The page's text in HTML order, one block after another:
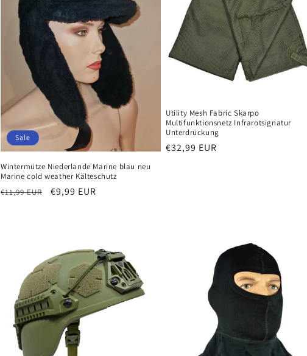
Sale
Wintermütze Niederlande Marine blau neu
Marine cold weather Kälteschutz
Normaler
€11,99 EUR Verkaufspreis
€9,99 EUR
Utility Mesh Fabric Skarpo
Multifunktionsnetz Infrarotsignatur
Unterdrückung
Normaler
€32,99 EUR